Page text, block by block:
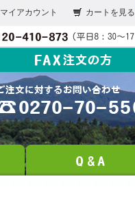
マイアカウント カートを見る